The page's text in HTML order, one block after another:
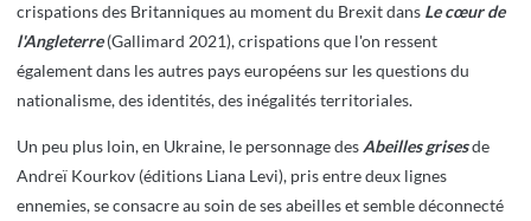
crispations des Britanniques au moment du Brexit dans Le cœur de
l'Angleterre(Gallimard 2021), crispations que l'on ressent
également dans les autres pays européens sur les questions du
nationalisme, des identités, des inégalités territoriales.
Un peu plus loin, en Ukraine, le personnage des Abeilles grisesde
Andreï Kourkov (éditions Liana Levi), pris entre deux lignes
ennemies, se consacre au soin de ses abeilles et semble déconnecté